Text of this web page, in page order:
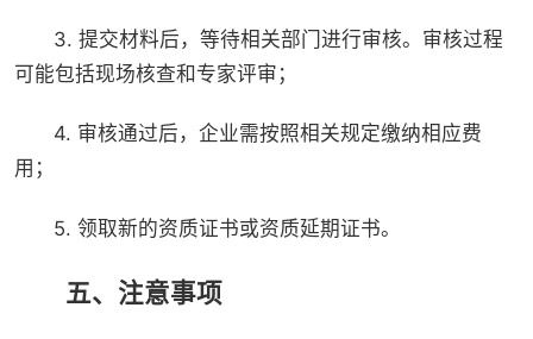
3. 提交材料后，等待相关部门进行审核。审核过程
可能包括现场核查和专家评审；
4. 审核通过后，企业需按照相关规定缴纳相应费
用；
5. 领取新的资质证书或资质延期证书。
五、注意事项